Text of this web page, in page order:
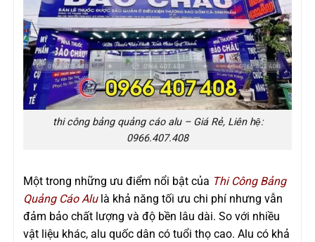
thi công bảng quảng cáo alu – Giá Rẻ, Liên hệ:
0966.407.408
Một trong những ưu điểm nổi bật của Thi Công Bảng
Quảng Cáo Alulà khả năng tối ưu chi phí nhưng vẫn
đảm bảo chất lượng và độ bền lâu dài. So với nhiều
vật liệu khác, alu quốc dân có tuổi thọ cao. Alu có khả